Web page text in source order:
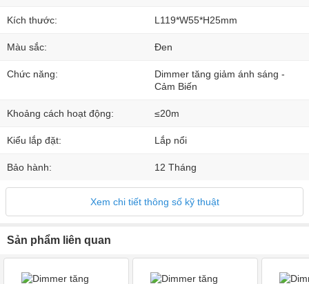
Kích thước: L119*W55*H25mm
Màu sắc: Đen
Chức năng:
Dimmer tăng giảm ánh sáng -
Cảm Biến
Khoảng cách hoạt động: ≤20m
Kiểu lắp đặt: Lắp nổi
Bảo hành: 12 Tháng
Xem chi tiết thông số kỹ thuật
Sản phẩm liên quan